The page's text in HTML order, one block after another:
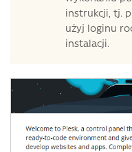
instrukcji, tj.
użyj loginu
instalacji.